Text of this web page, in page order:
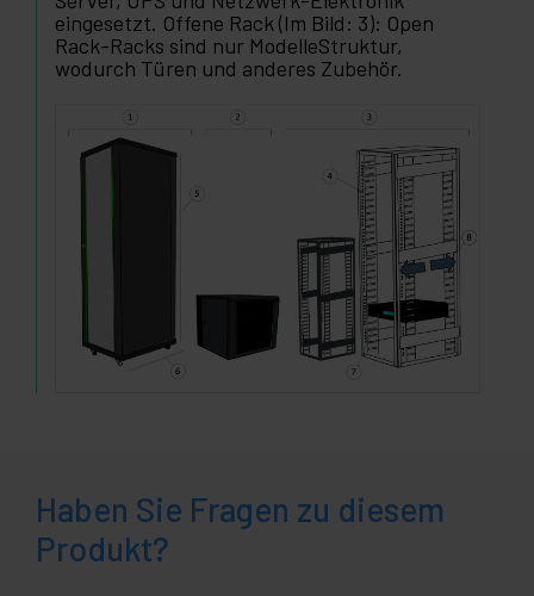
eingesetzt. Offene Rack (Im Bild: 3): Open
Rack-Racks sind nur ModelleStruktur,
wodurch Türen und anderes Zubehör.
Haben Sie Fragen zu diesem
Produkt?